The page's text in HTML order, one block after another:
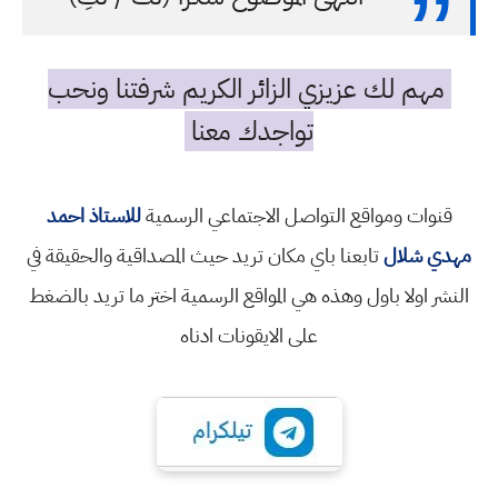
مهم لك عزيزي الزائر الكريم شرفتنا ونحب
تواجدك معنا
قنوات ومواقع التواصل الاجتماعي الرسميةللاستاذ احمد
مهدي شلالتابعنا باي مكان تريد حيث المصداقية والحقيقة في
النشر اولا باول وهذه هي المواقع الرسمية اختر ما تريد بالضغط
على الايقونات ادناه